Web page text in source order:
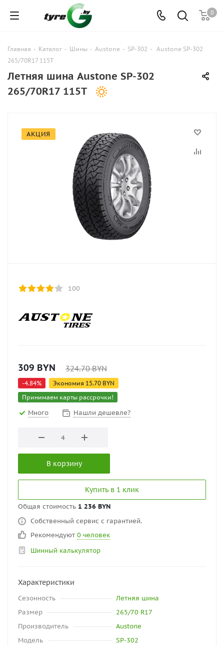
0
Главная - Каталог - Шины - Austone - SP-302 - Austone SP-302
265/70R17 115T
Летняя шина Austone SP-302
265/70R17 115T
АКЦИЯ
100
309 BYN 324.70BYN
-4.84% Экономия 15.70 BYN
Принимаем карты рассрочки!
Много Нашли дешевле?
В корзину
Купить в 1 клик
Общая стоимость 1 236 BYN
Собственный сервис с гарантией.
Рекомендуют 0 человек
Шинный калькулятор
Характеристики
Сезонность
Летняя шина
Размер
265/70 R17
Производитель
Austone
Модель
SP-302